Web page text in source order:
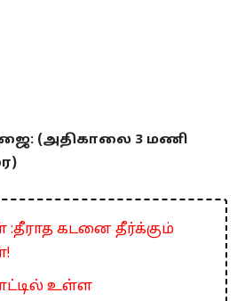
(அதிகாலை 3 மணி
:தீராத கடனை தீர்க்கும்
உள்ள